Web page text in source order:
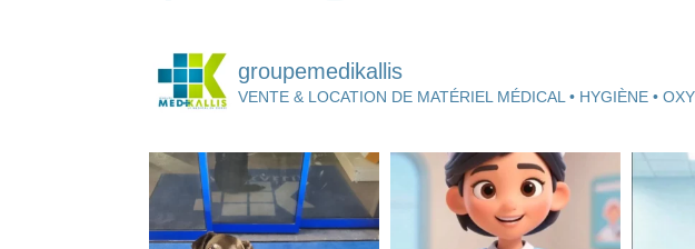
groupemedikallis
VENTE & LOCATION DE MATÉRIEL MÉDICAL • HYGIÈNE •